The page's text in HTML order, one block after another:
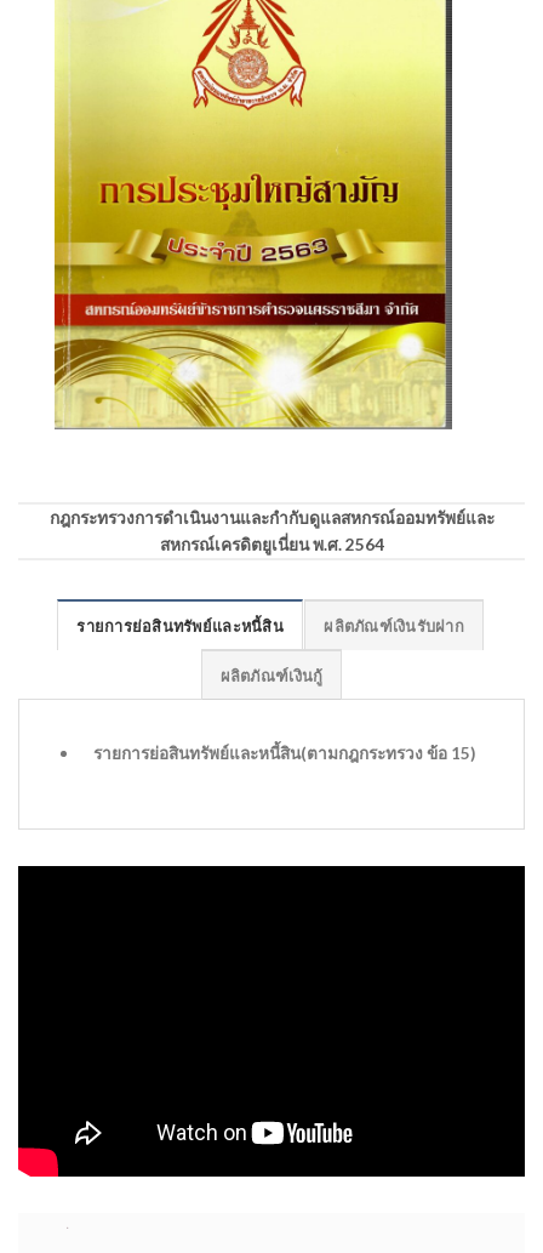
กฎกระทรวงการดำเนินงานและกำกับดูแลสหกรณ์ออมทรัพย์และ
สหกรณ์เครดิตยูเนี่ยน พ.ศ. 2564
รายการย่อสินทรัพย์และหนี้สิน ผลิตภัณฑ์เงินรับฝาก
ผลิตภัณฑ์เงินกู้
รายการย่อสินทรัพย์และหนี้สิน(ตามกฎกระทรวง ข้อ 15)